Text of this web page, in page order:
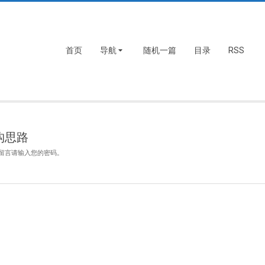
首页 导航 随机一篇 目录 RSS
思路
言请输入您的密码。